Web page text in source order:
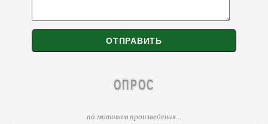
ОПРОС
по мотивам произведения...